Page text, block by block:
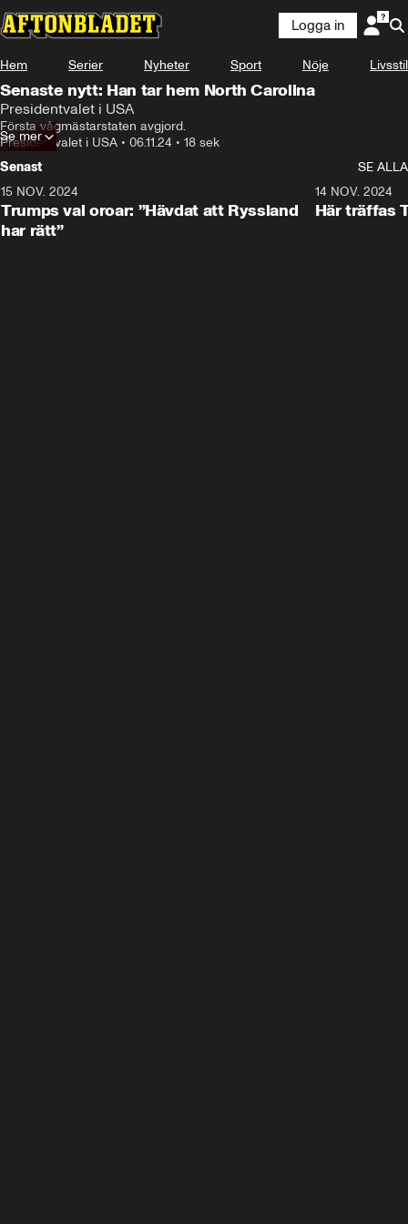
Logga in
Hem Serier Nyheter Sport Nöje Livsstil
Senaste nytt: Han tar hem North Carolina
Presidentvalet i USA
Första vågmästarstaten avgjord.
Presidentvalet i USA • 06.11.24 • 18 sek
Se mer
Senast
SE ALLA
15 NOV. 2024
Trumps val oroar: ”Hävdat att Ryssland
har rätt”
14 NOV. 2024
Här träffas